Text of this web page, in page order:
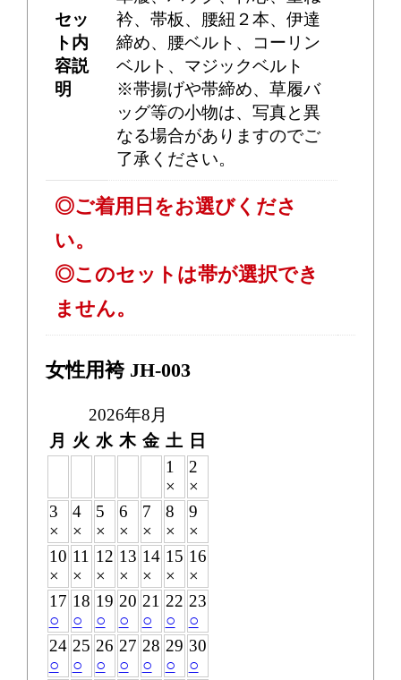
セッ
ト内
容説
明
衿、帯板、腰紐２本、伊達
締め、腰ベルト、コーリン
ベルト、マジックベルト
※帯揚げや帯締め、草履バ
ッグ等の小物は、写真と異
なる場合がありますのでご
了承ください。
◎ご着用日をお選びくださ
い。
◎このセットは帯が選択でき
ません。
女性用袴 JH-003
2026年8月
月
火 水 木 金 土 日
1
×
2
×
3
×
4
×
5
×
6
×
7
×
8
×
9
×
10
×
11
×
12
×
13
×
14
×
15
×
16
×
17
○
18
○
19
○
20
○
21
○
22
○
23
○
24
○
25
○
26
○
27
○
28
○
29
○
30
○